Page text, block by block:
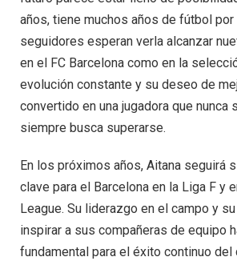
años, tiene muchos años de fútbol
seguidores esperan verla alcanzar
en el FC Barcelona como en la
evolución constante y su deseo de
convertido en una jugadora que nunca
siempre busca superarse.
En los próximos años, Aitana seguirá
clave para el Barcelona en la Liga F y
League. Su liderazgo en el campo y
inspirar a sus compañeras de equipo
fundamental para el éxito continuo del